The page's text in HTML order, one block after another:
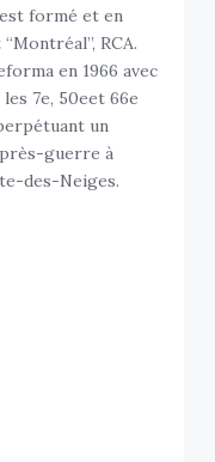
formé et en
RCA.
en 1966 avec
7e, 50eet 66e
un
guerre à
des-Neiges.